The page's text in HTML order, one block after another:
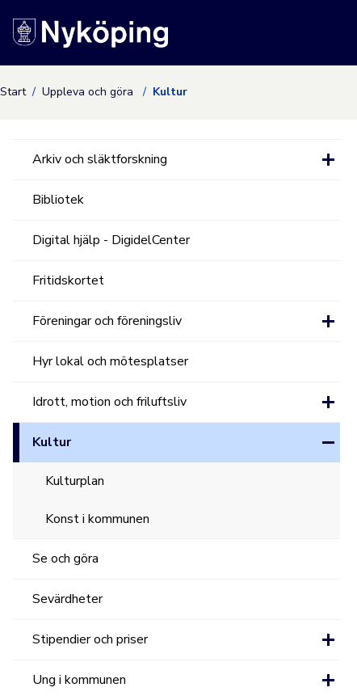
Nyköpings
Start Uppleva och göra Kultur
Arkiv och släktforskning
Bibliotek
Digital hjälp - DigidelCenter
Fritidskortet
Föreningar och föreningsliv
Hyr lokal och mötesplatser
Idrott, motion och friluftsliv
Kultur
Kulturplan
Konst i kommunen
Se och göra
Sevärdheter
Stipendier och priser
Ung i kommunen